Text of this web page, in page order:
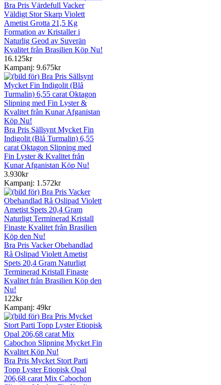
Bra Pris Värdefull Vacker
Väldigt Stor Skarp Violett
Ametist Grotta 21,5 Kg
Formation av Kristaller i
Naturlig Geod av Suverän
Kvalitet från Brasilien Köp Nu!
16.125kr
Kampanj: 9.675kr
Bra Pris Sällsynt Mycket Fin
Indigolit (Blå Turmalin) 6,55
carat Oktagon Slipning med
Fin Lyster & Kvalitet från
Kunar Afganistan Köp Nu!
3.930kr
Kampanj: 1.572kr
Bra Pris Vacker Obehandlad
Rå Oslipad Violett Ametist
Spets 20,4 Gram Naturligt
Terminerad Kristall Finaste
Kvalitet från Brasilien Köp den
Nu!
122kr
Kampanj: 49kr
Bra Pris Mycket Stort Parti
Topp Lyster Etiopisk Opal
206,68 carat Mix Cabochon